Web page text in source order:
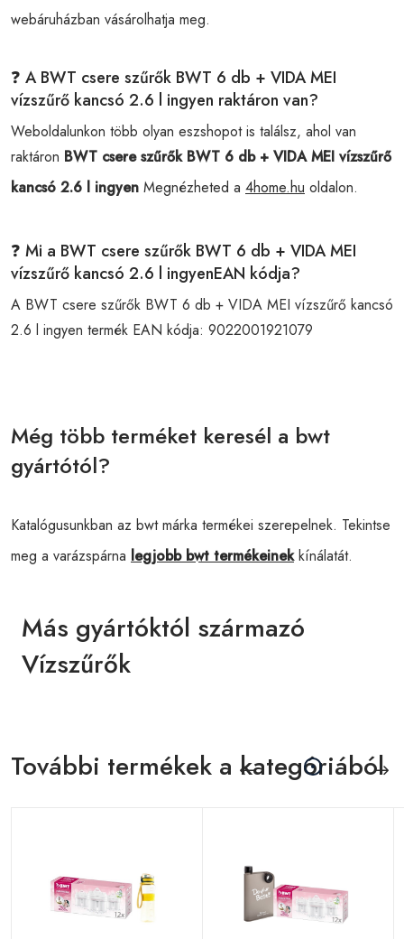
webáruházban vásárolhatja meg.
❓ A BWT csere szűrők BWT 6 db + VIDA MEI
vízszűrő kancsó 2.6 l ingyen raktáron van?
Weboldalunkon több olyan eszshopot is találsz, ahol van
raktáron BWT csere szűrők BWT 6 db + VIDA MEI vízszűrő
kancsó 2.6 l ingyen Megnézheted a 4home.hu oldalon.
❓ Mi a BWT csere szűrők BWT 6 db + VIDA MEI
vízszűrő kancsó 2.6 l ingyenEAN kódja?
A BWT csere szűrők BWT 6 db + VIDA MEI vízszűrő kancsó
2.6 l ingyen termék EAN kódja: 9022001921079
Még több terméket keresél a bwt
gyártótól?
Katalógusunkban az bwt márka termékei szerepelnek. Tekintse
meg a varázspárna legjobb bwt termékeinekkínálatát.
Más gyártóktól származó
Vízszűrők
További termékek a kategóriából